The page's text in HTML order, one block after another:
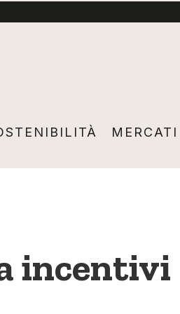
MERCATI SPECIALI VIDEO
MERCATI
incentivi